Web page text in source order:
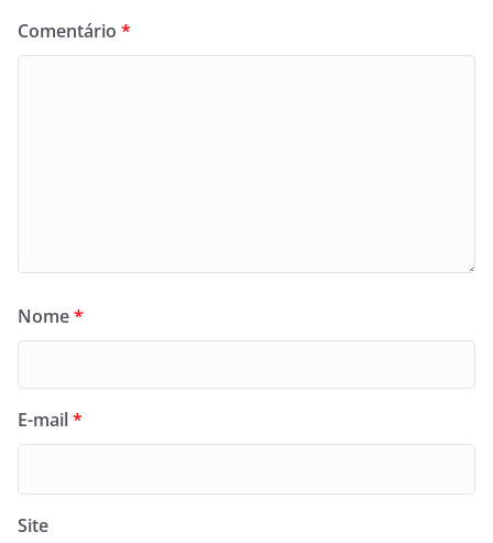
Comentário *
Nome*
E-mail*
Site